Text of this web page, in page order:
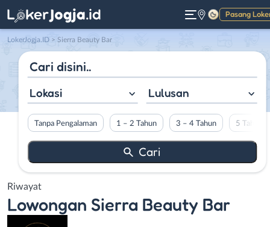
Pasang
Gelap
LokerJogja.ID > Sierra Beauty Bar
Lokasi Lulusan
Tanpa Pengalaman 1 – 2 Tahun 3 – 4 Tahun 5 Tahun
Riwayat
Lowongan Sierra Beauty Bar